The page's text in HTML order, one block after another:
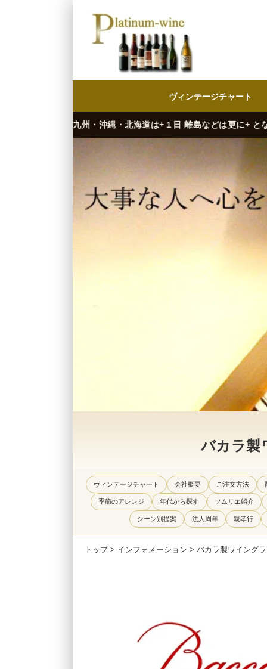
ヴィンテージチャート
縄・北海道は+１日 離島などは更に+ となります。）
バカラ製
ヴィンテージチャート 会社概要 ご注文方法
季節のアレンジ 年代から探す ソムリエ紹介
シーン別提案 法人周年 親孝行
トップ> インフォメーション > バカラ製ワイング